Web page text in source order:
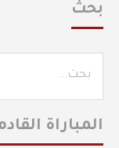
بحث
المباراة